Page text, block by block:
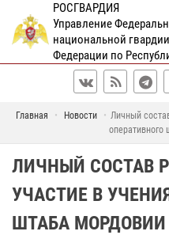
РОСГВАРДИЯ
Управление
национальной
Федерации по
Главная Новости
Личный
ЛИЧНЫЙ СОСТАВ
УЧАСТИЕ В
ШТАБА МОРДОВИИ